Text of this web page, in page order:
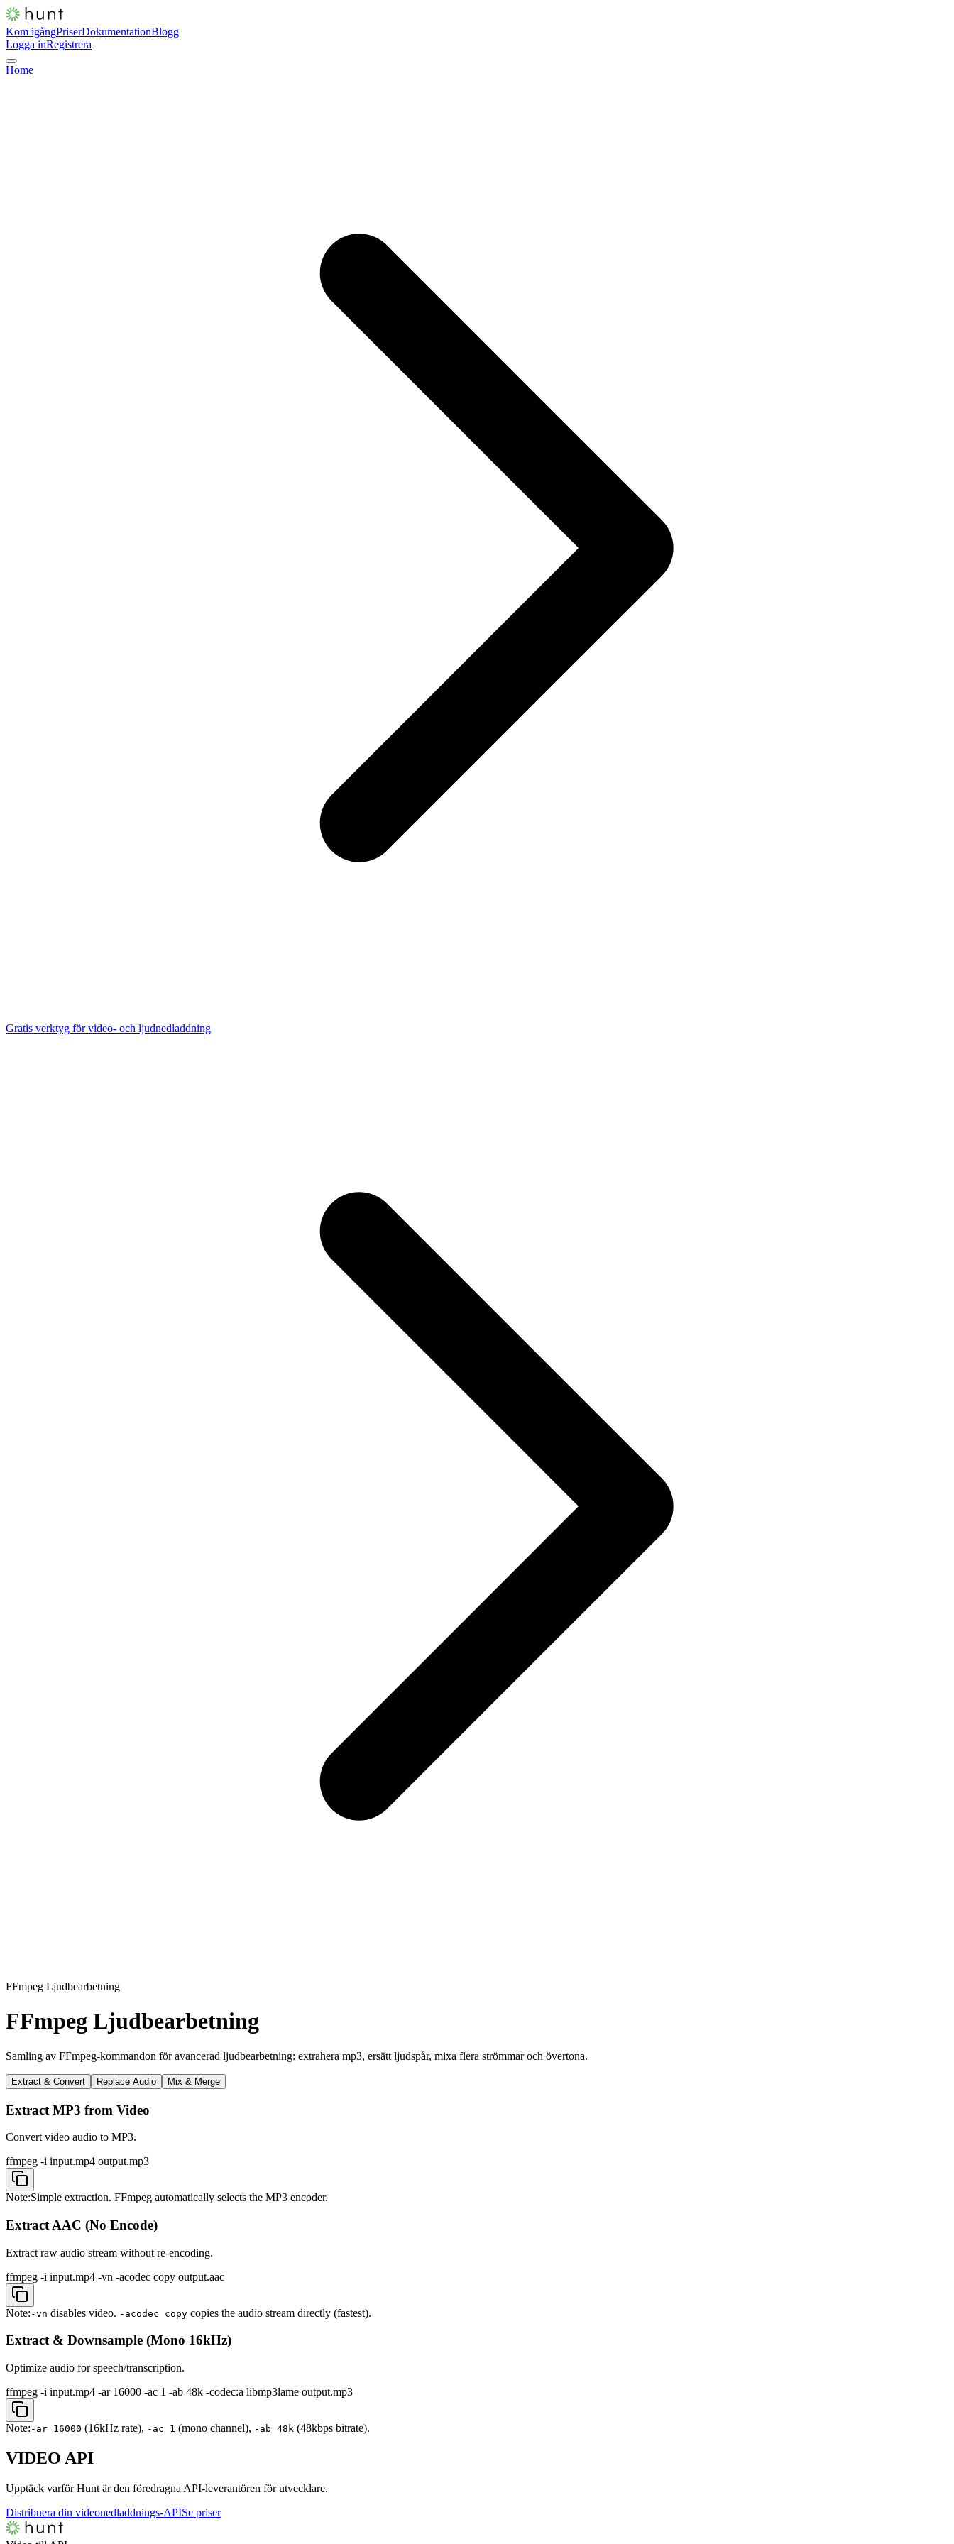
Kom igångPriserDokumentationBlogg
Logga inRegistrera
Home
Gratis verktyg för video- och ljudnedladdning
FFmpeg Ljudbearbetning
FFmpeg Ljudbearbetning
Samling av FFmpeg-kommandon för avancerad ljudbearbetning: extrahera mp3, ersätt ljudspår, mixa flera strömmar och övertona.
Extract & Convert Replace Audio Mix & Merge
Extract MP3 from Video
Convert video audio to MP3.
ffmpeg -i input.mp4 output.mp3
Note:Simple extraction. FFmpeg automatically selects the MP3 encoder.
Extract AAC (No Encode)
Extract raw audio stream without re-encoding.
ffmpeg -i input.mp4 -vn -acodec copy output.aac
Note: -vn disables video. -acodec copy copies the audio stream directly (fastest).
Extract & Downsample (Mono 16kHz)
Optimize audio for speech/transcription.
ffmpeg -i input.mp4 -ar 16000 -ac 1 -ab 48k -codec:a libmp3lame output.mp3
Note: -ar 16000 (16kHz rate), -ac 1 (mono channel), -ab 48k (48kbps bitrate).
VIDEO API
Upptäck varför Hunt är den föredragna API-leverantören för utvecklare.
Distribuera din videonedladdnings-APISe priser